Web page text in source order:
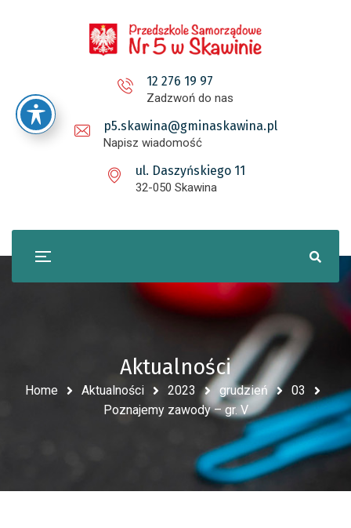
12 276 19 97
Zadzwoń do nas
p5.skawina@gminaskawina.pl
Napisz wiadomość
ul. Daszyńskiego 11
32-050 Skawina
Aktualności
Home Aktualności 2023 grudzień
03
Poznajemy zawody – gr. V